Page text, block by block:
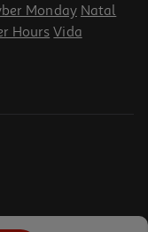
Monday Natal
Hours Vida